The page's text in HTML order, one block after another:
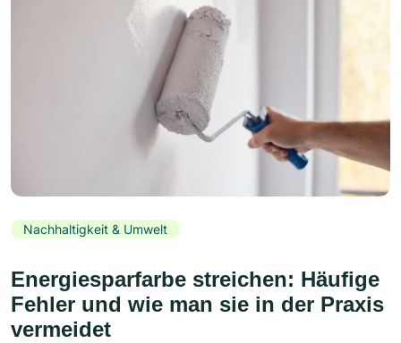
Nachhaltigkeit & Umwelt
Energiesparfarbe streichen: Häufige
Fehler und wie man sie in der Praxis
vermeidet